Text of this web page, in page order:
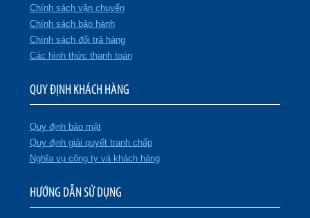
Chính sách vận chuyển
Chính sách bảo hành
Chính sách đổi trả hàng
Các hình thức thanh toán
QUY ĐỊNH KHÁCH HÀNG
Quy định bảo mật
Quy định giải quyết tranh chấp
Nghĩa vụ công ty và khách hàng
HƯỚNG DẪN SỬ DỤNG